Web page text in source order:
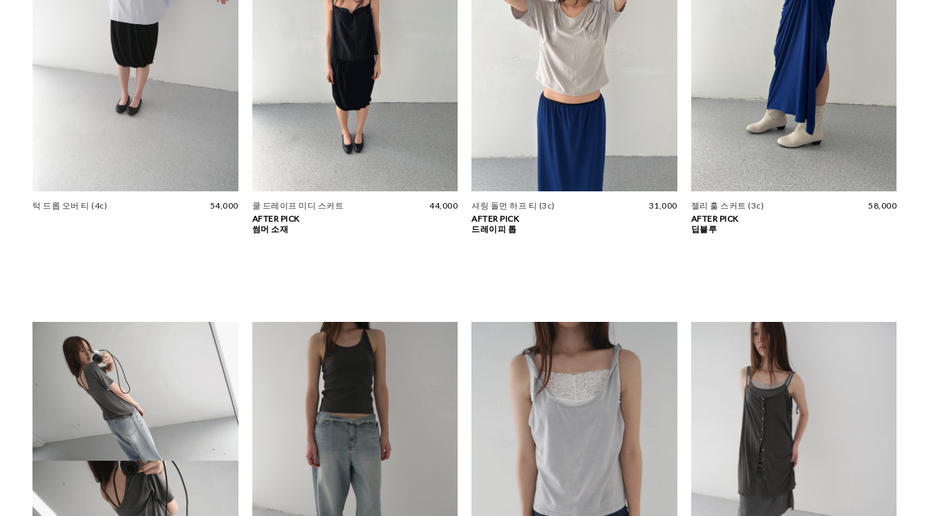
턱 드롭 오버 티 (4c) 54,000 쿨 드레이프 미디 스커트
44,000
AFTER PICK
썸머 소재
셔링 돌먼 하프 티 (3c)
31,000
AFTER PICK
드레이피 톱
젤리 훌 스커트 (3c)
58,000
AFTER PICK
딥블루